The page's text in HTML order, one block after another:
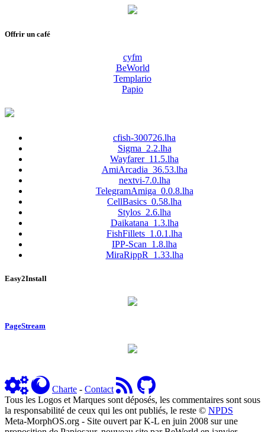
Offrir un café
cyfm
BeWorld
Templario
Papio
cfish-300726.lha
Sigma_2.2.lha
Wayfarer_11.5.lha
AmiArcadia_36.53.lha
nextvi-7.0.lha
TelegramAmiga_0.0.8.lha
CellBasics_0.58.lha
Stylos_2.6.lha
Daikatana_1.3.lha
FishFillets_1.0.1.lha
IPP-Scan_1.8.lha
MiraRippR_1.33.lha
Easy2Install
PageStream
Charte - Contact
Tous les Logos et Marques sont déposés, les commentaires sont sous
la responsabilité de ceux qui les ont publiés, le reste © NPDS
Meta-MorphOS.org - Site ouvert par K-L en juin 2008 sur une